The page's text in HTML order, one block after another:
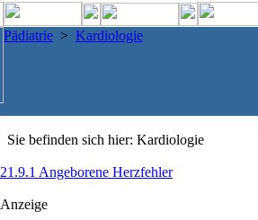
Pädiatrie > Kardiologie
Sie befinden sich hier: Kardiologie
21.9.1 Angeborene Herzfehler
Anzeige